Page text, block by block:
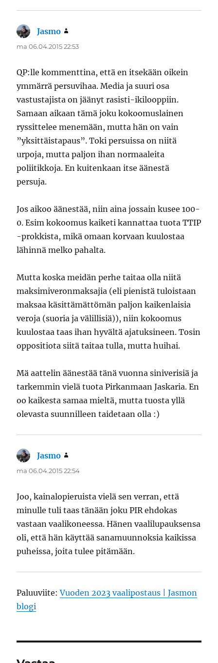
Jasmo
ma 06.04.2015 22:53
QP:lle kommenttina, että en itsekään oikein
ymmärrä persuvihaa. Media ja suuri osa
vastustajista on jäänyt rasisti-ikilooppiin.
Samaan aikaan tämä joku kokoomuslainen
ryssittelee menemään, mutta hän on vain
”yksittäistapaus”. Toki persuissa on niitä
urpoja, mutta paljon ihan normaaleita
poliitikkoja. En kuitenkaan itse äänestä
persuja.
Jos aikoo äänestää, niin aina jossain kusee 100-
0. Esim kokoomus kaiketi kannattaa tuota TTIP
-prokkista, mikä omaan korvaan kuulostaa
lähinnä melko pahalta.
Mutta koska meidän perhe taitaa olla niitä
maksimiveronmaksajia (eli pienistä tuloistaan
maksaa käsittämättömän paljon kaikenlaisia
veroja (suoria ja välillisiä)), niin kokoomus
kuulostaa taas ihan hyvältä ajatuksineen. Tosin
oppositiota siitä taitaa tulla, mutta huihai.
Mä aattelin äänestää tänä vuonna siniverisiä ja
tarkemmin vielä tuota Pirkanmaan Jaskaria. En
oo kaikesta samaa mieltä, mutta tuosta yllä
olevasta suunnilleen taidetaan olla :)
Jasmo
ma 06.04.2015 22:54
Joo, kainalopieruista vielä sen verran, että
minulle tuli taas tänään joku PIR ehdokas
vastaan vaalikoneessa. Hänen vaalilupauksensa
oli, että hän käyttää sanamuunnoksia kaikissa
puheissa, joita tulee pitämään.
Paluuviite:Vuoden 2023 vaalipostaus | Jasmon
blogi